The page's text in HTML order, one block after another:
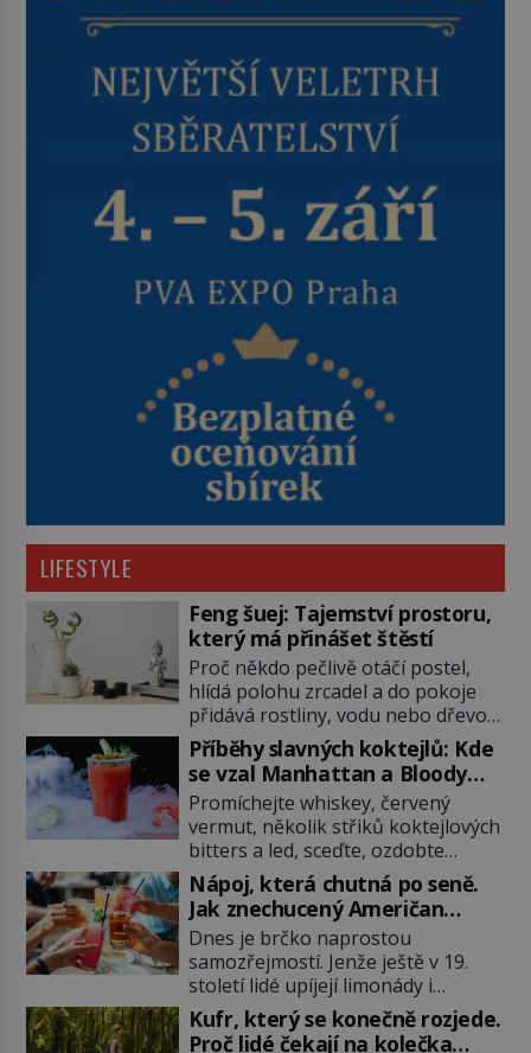
LIFESTYLE
Feng šuej: Tajemství prostoru,
který má přinášet štěstí
Proč někdo pečlivě otáčí postel,
hlídá polohu zrcadel a do pokoje
přidává rostliny, vodu nebo dřevo?
Feng šuej tvrdí, že domov není jen
soubor zdí a nábytku. Je to prostor,
kterým proudí energie čchi a jeho
uspořádání může ovlivňovat, jak se
v něm člověk cítí. Feng šuej má
kořeny ve staré Číně a jeho historie
[…]
Příběhy slavných koktejlů: Kde
se vzal Manhattan a Bloody
Mary?
Promíchejte whiskey, červený
vermut, několik střiků koktejlových
bitters a led, sceďte, ozdobte
koktejlovou třešinkou a tadá…
Manhattan je tu! A pokud to má být
skutečně on, dejte si pozor, ať
místo klasické americké rye
whiskey či klidně bourbonu
nepoužijete skotskou whisku. Co
se stane? Inu, koktejl bude stále
skvělý, ale už to nebude
Nápoj, která chutná po seně.
Jak znechucený Američan
vymyslel brčko
Dnes je brčko naprostou
samozřejmostí. Jenže ještě v 19.
století lidé upíjejí limonády i
koktejly dutými stébly žita nebo
žitné slámy. Fungují sice dobře,
Kufr, který se konečně rozjede.
Proč lidé čekají na kolečka